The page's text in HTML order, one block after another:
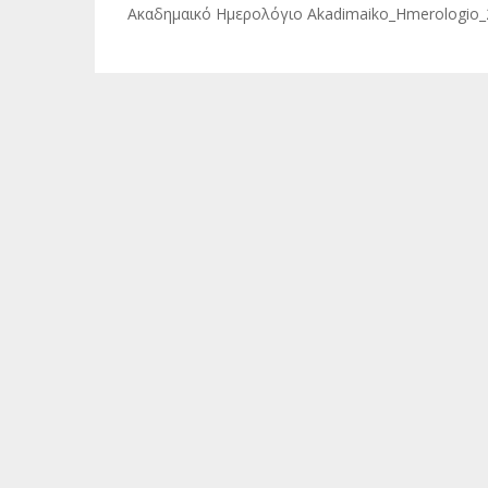
Ακαδημαικό Ημερολόγιο